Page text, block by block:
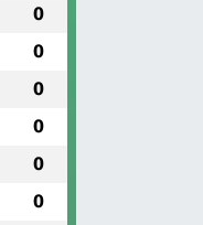
0
0
0
0
0
0